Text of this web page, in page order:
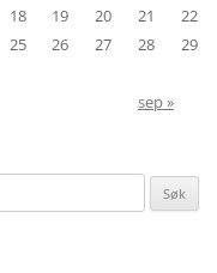
18 19 20 21 22
25 26 27 28 29
sep »